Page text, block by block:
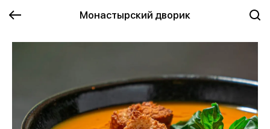
Монастырский дворик